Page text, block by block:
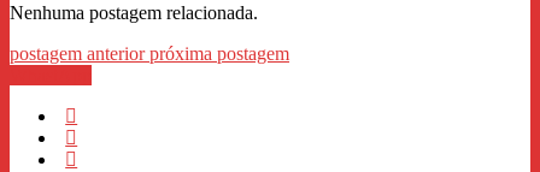
Nenhuma postagem relacionada.
postagem anteriorpróxima postagem